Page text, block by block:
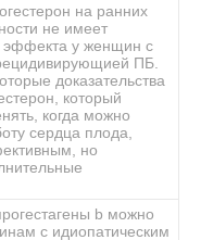
на ранних
не имеет
эффекта у женщин с
ПБ.
доказательства
который
когда можно
сердца плода,
но
b можно
с идиопатическим